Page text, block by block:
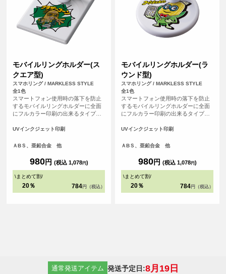
モバイルリングホルダー(ス
クエア型)
スマホリング / MARKLESS STYLE
全1色
スマートフォン使用時の落下を防止
するモバイルリングホルダーに全面
にフルカラー印刷の出来るタイプが
の外側に付けるリングホルダーは、
も果たしており、オリジナルグッズ
<br> ※落下防止を保証するものでは
ありません。
UVインクジェット印刷
ＡBＳ、亜鉛合金 他
980円 (税込 1,078円)
\まとめて割/
20％ 784 円（税込）
モバイルリングホルダー(ラ
ウンド型)
スマホリング / MARKLESS STYLE
全1色
スマートフォン使用時の落下を防止
するモバイルリングホルダーに全面
にフルカラー印刷の出来るタイプが
の外側に付けるリングホルダーは、
も果たしており、オリジナルグッズ
<br> ※落下防止を保証するものでは
ありません。
UVインクジェット印刷
ＡBＳ、亜鉛合金 他
980円 (税込 1,078円)
\まとめて割/
20％ 784 円（税込）
通常発送アイテム 発送予定日:8月19日